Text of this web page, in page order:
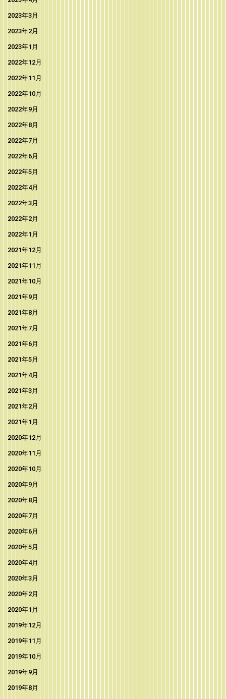
2023年3月
2023年2月
2023年1月
2022年12月
2022年11月
2022年10月
2022年9月
2022年8月
2022年7月
2022年6月
2022年5月
2022年4月
2022年3月
2022年2月
2022年1月
2021年12月
2021年11月
2021年10月
2021年9月
2021年8月
2021年7月
2021年6月
2021年5月
2021年4月
2021年3月
2021年2月
2021年1月
2020年12月
2020年11月
2020年10月
2020年9月
2020年8月
2020年7月
2020年6月
2020年5月
2020年4月
2020年3月
2020年2月
2020年1月
2019年12月
2019年11月
2019年10月
2019年9月
2019年8月